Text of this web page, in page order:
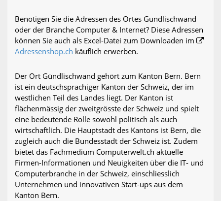
Benötigen Sie die Adressen des Ortes Gündlischwand
oder der Branche Computer & Internet? Diese Adressen
können Sie auch als Excel-Datei zum Downloaden im
Adressenshop.ch käuflich erwerben.
Der Ort Gündlischwand gehört zum Kanton Bern. Bern
ist ein deutschsprachiger Kanton der Schweiz, der im
westlichen Teil des Landes liegt. Der Kanton ist
flächenmässig der zweitgrösste der Schweiz und spielt
eine bedeutende Rolle sowohl politisch als auch
wirtschaftlich. Die Hauptstadt des Kantons ist Bern, die
zugleich auch die Bundesstadt der Schweiz ist. Zudem
bietet das Fachmedium Computerwelt.ch aktuelle
Firmen-Informationen und Neuigkeiten über die IT- und
Computerbranche in der Schweiz, einschliesslich
Unternehmen und innovativen Start-ups aus dem
Kanton Bern.